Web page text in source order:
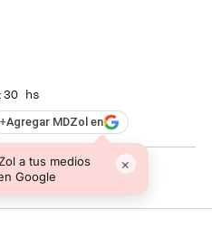
hs
+Agregar MDZol en
a tus medios
Google
×
Foto: Gentileza